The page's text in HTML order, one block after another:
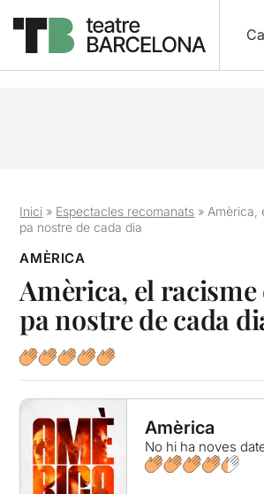
Inici » Espectacles recomanats » Amèrica,
pa nostre de cada dia
AMÈRICA
Amèrica, el racisme
pa nostre de cada
Amèrica
No hi ha noves